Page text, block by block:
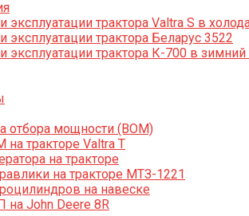
эксплуатации трактора Valtra S в
эксплуатации трактора Беларус 3522
эксплуатации трактора К-700 в
отбора мощности (ВОМ)
тракторе Valtra T
на тракторе
на тракторе МТЗ-1221
на навеске
John Deere 8R